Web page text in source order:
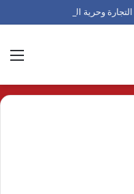
وحرية الملاحة الدولية